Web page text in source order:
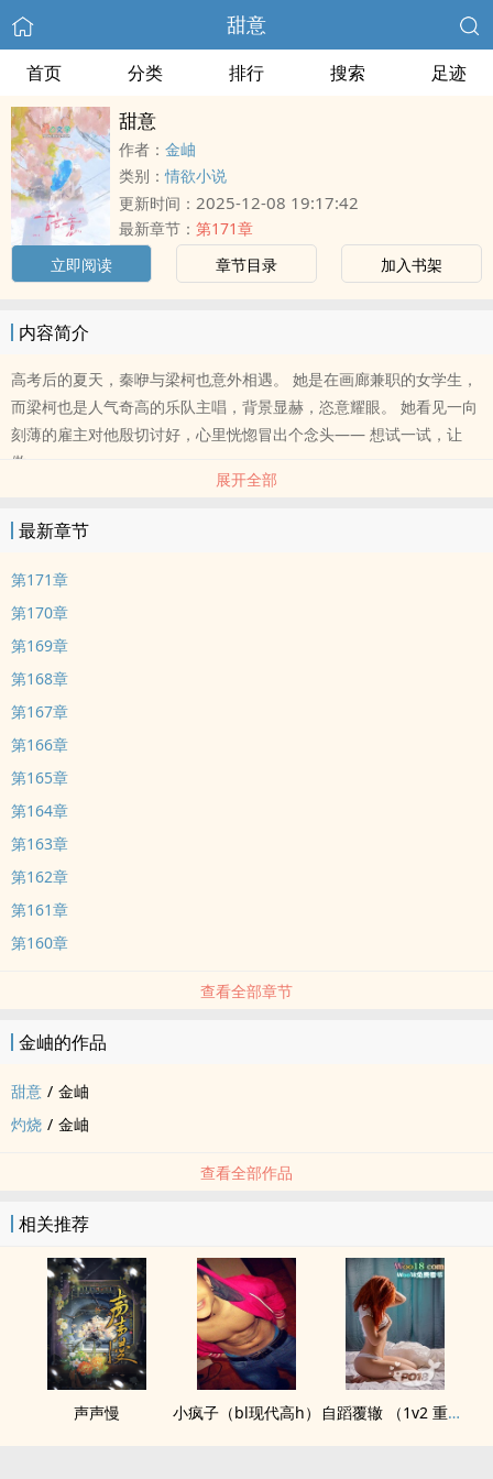
甜意
首页 分类 排行 搜索 足迹
甜意
作者： 金岫
类别：情欲小说
更新时间： 2025-12-08 19:17:42
最新章节： 第171章
立即阅读
章节目录 加入书架
内容简介
高考后的夏天，秦咿与梁柯也意外相遇。 她是在画廊兼职的女学生，
而梁柯也是人气奇高的乐队主唱，背景显赫，恣意耀眼。 她看见一向
刻薄的雇主对他殷切讨好，心里恍惚冒出个念头—— 想试一试，让
傲..
展开全部
最新章节
第171章
第170章
第169章
第168章
第167章
第166章
第165章
第164章
第163章
第162章
第161章
第160章
查看全部章节
金岫的作品
甜意 / 金岫
灼烧 / 金岫
查看全部作品
相关推荐
声声慢 小疯子（bl现代高h） 自蹈覆辙 （1v2 重生）